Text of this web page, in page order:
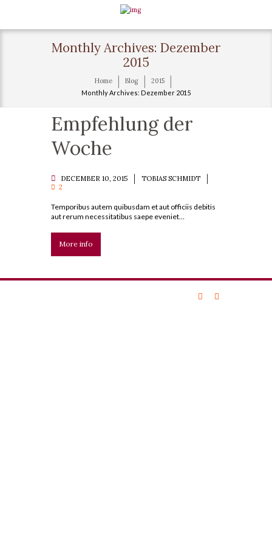
Monthly Archives: Dezember
2015
Home Blog 2015
Monthly Archives: Dezember 2015
Empfehlung der
Woche
DECEMBER 10, 2015
TOBIAS SCHMIDT
2
Temporibus autem quibusdam et aut officiis debitis
aut rerum necessitatibus saepe eveniet…
More info